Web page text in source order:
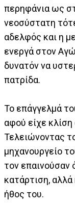
περηφάνια ως
νεοσύστατη
αδελφός και η
ενεργά στον
δυνατόν να
πατρίδα.
Το επάγγελμά
αφού είχε κλίση
Τελειώνοντας
μηχανουργείο
τον επαινούσαν
κατάρτιση, αλλά
ήθος του.